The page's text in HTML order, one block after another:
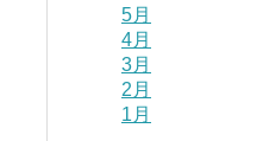
5月
4月
3月
2月
1月